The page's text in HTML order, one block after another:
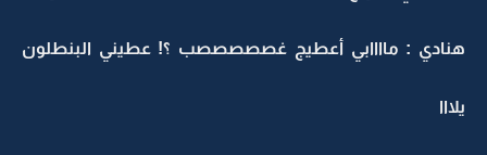
هنادي : ماااابي أعطيج غصصصصصب ؟! عطيني البنطلون
يلااا